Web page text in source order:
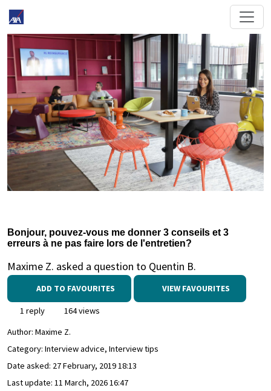
Bonjour, pouvez-vous me donner 3 conseils et 3
erreurs à ne pas faire lors de l'entretien?
Maxime Z. asked a question to Quentin B.
ADD TO FAVOURITES VIEW FAVOURITES
1 reply
164 views
Author: Maxime Z.
Category: Interview advice, Interview tips
Date asked: 27 February, 2019 18:13
Last update: 11 March, 2026 16:47